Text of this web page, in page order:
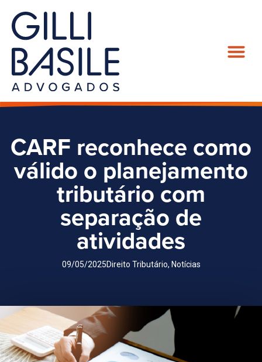
CARF reconhece como
válido o planejamento
tributário com
separação de
atividades
09/05/2025Direito Tributário, Notícias